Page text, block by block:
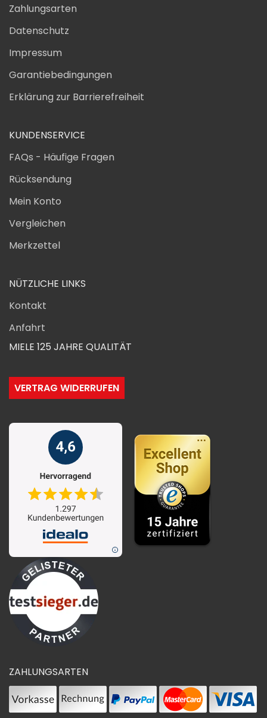
Zahlungsarten
Datenschutz
Impressum
Garantiebedingungen
Erklärung zur Barrierefreiheit
KUNDENSERVICE
FAQs - Häufige Fragen
Rücksendung
Mein Konto
Vergleichen
Merkzettel
NÜTZLICHE LINKS
Kontakt
Anfahrt
MIELE 125 JAHRE QUALITÄT
VERTRAG WIDERRUFEN
ZAHLUNGSARTEN